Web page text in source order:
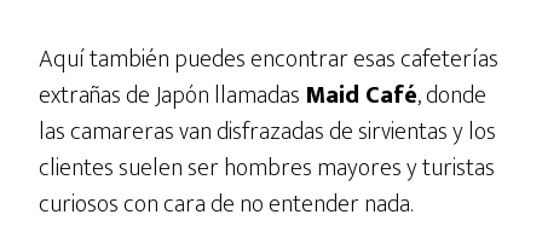
Aquí también puedes encontrar esas cafeterías
extrañas de Japón llamadas Maid Café, donde
las camareras van disfrazadas de sirvientas y los
clientes suelen ser hombres mayores y turistas
curiosos con cara de no entender nada.